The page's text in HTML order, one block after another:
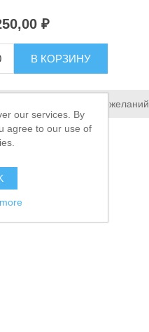
₽
В КОРЗИНУ
Добавить в список пожеланий
Сообщить другу
our services. By
agree to our use of